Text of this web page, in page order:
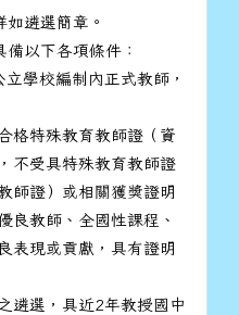
遴選簡章。
以下各項條件：
學校編制內正式教師，
格特殊教育教師證（資
不受具特殊教育教師證
師證）或相關獲獎證明
良教師、全國性課程、
表現或貢獻，具有證明
遴選，具近2年教授國中